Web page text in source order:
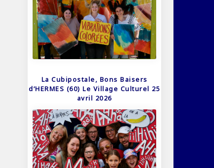
La Cubipostale, Bons Baisers
d’HERMES (60) Le Village Culturel 25
avril 2026